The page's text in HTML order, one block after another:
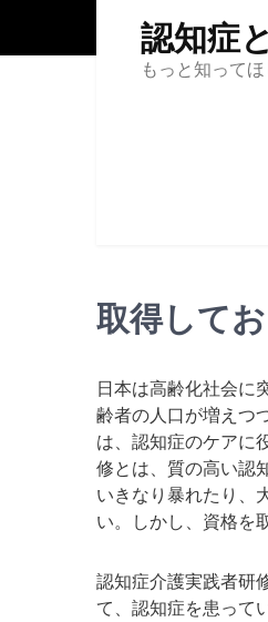
認知症
もっと知って
取得して
日本は高齢化社会に
齢者の人口が増えつ
は、認知症のケアに
修とは、質の高い認
いきなり暴れたり、
い。しかし、資格を
認知症介護実践者研
て、認知症を患って